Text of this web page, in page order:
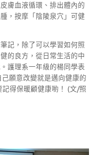
膚血液循環、排出體內的
，按摩「陰陵泉穴」可健
記，除了可以學習如何照
的良方，從日常生活的中
護理系一年級的楊同學表
願意改變就是邁向健康的
得保暖顧健康喲！ (文/照